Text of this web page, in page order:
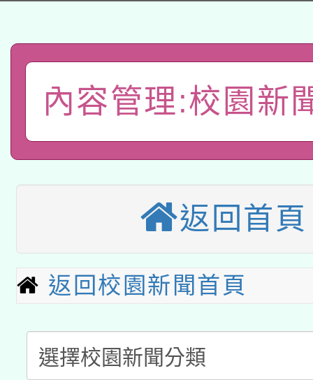
礎課程
A3數位素養講師名單
「數位內容與教學軟體
pilot」
有關大陸委員會函釋公
薪期間赴陸應申請許可
轉知經濟部水利署委託
業技術研究院辦理「
用水績優單位及節水達
動」
115年8月22日(星期六
桃園市孔廟祈福系列
開 智慧啟航」
2026年桃園地景藝術
本校115學年度第2次
招甄選結果公告(無人
招)
適應運動共學行動站研
本館辦理115年度閱讀
暨閱讀推動專業研習
科技賦能─人工智慧
內容管理:校園新
返回首頁
返回校園新聞首頁